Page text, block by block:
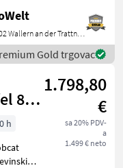
4702 Wallern an der Trattnach
Gold trgovac
800
1.798,80
€
sa 20% PDV-
a
1.499 € neto
h